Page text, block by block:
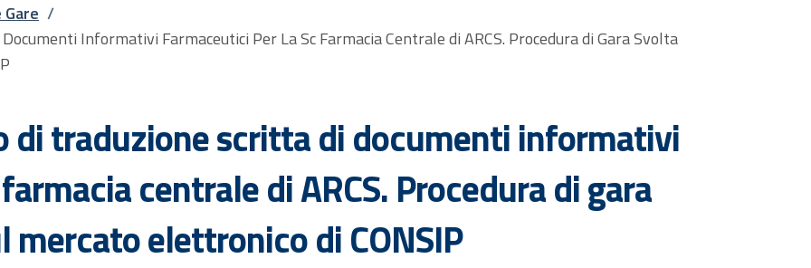
Gare /
Informativi Farmaceutici Per La Sc Farmacia Centrale di ARCS. Procedura di Gara Svolta
di traduzione scritta di documenti informativi
centrale di ARCS. Procedura di gara
elettronico di CONSIP